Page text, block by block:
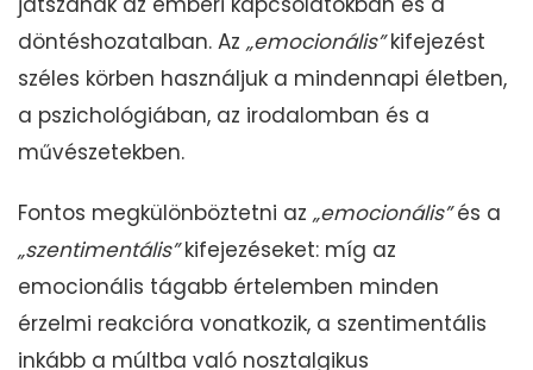
döntéshozatalban. Az „emocionális”kifejezést
széles körben használjuk a mindennapi életben,
a pszichológiában, az irodalomban és a
művészetekben.
Fontos megkülönböztetni az „emocionális”és a
„szentimentális”kifejezéseket: míg az
emocionális tágabb értelemben minden
érzelmi reakcióra vonatkozik, a szentimentális
inkább a múltba való nosztalgikus